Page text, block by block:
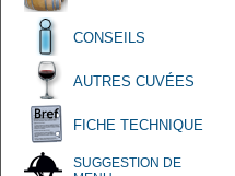
CONSEILS
AUTRES CUVÉES
FICHE TECHNIQUE
SUGGESTION DE